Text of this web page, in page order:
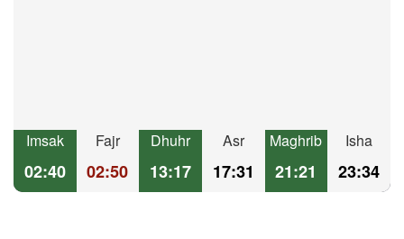
Imsak
02:40
Fajr
02:50
Dhuhr
13:17
Asr
17:31
Maghrib
21:21
Isha
23:34